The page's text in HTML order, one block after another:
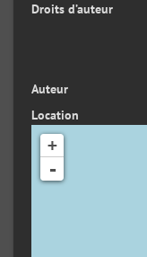
Droits d’auteur
Auteur
Location
+
-